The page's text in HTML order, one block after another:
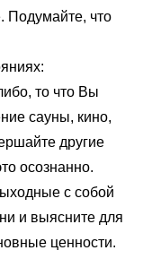
Подумайте, что
то что Вы
сауны, кино,
другие
осознанно.
с собой
и выясните для
ценности.